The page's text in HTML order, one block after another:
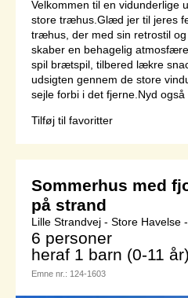
Velkommen til en vidunderlige
store træhus.Glæd jer til jeres
træhus, der med sin retrostil
skaber en behagelig
spil brætspil, tilbered lækre
udsigten gennem de store
sejle forbi i det fjerne.Nyd også
Tilføj til favoritter
Sommerhus med
på strand
Lille Strandvej - Store Havelse
6 personer
heraf 1 barn (0-11 år)
Emne nr.: 124-1603